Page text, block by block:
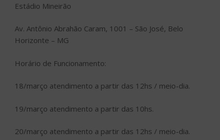
Estádio Mineirão
Av. Antônio Abrahão Caram, 1001 – São José, Belo
Horizonte – MG
Horário de Funcionamento:
18/março atendimento a partir das 12hs / meio-dia.
19/março atendimento a partir das 10hs.
20/março atendimento a partir das 12hs / meio-dia.